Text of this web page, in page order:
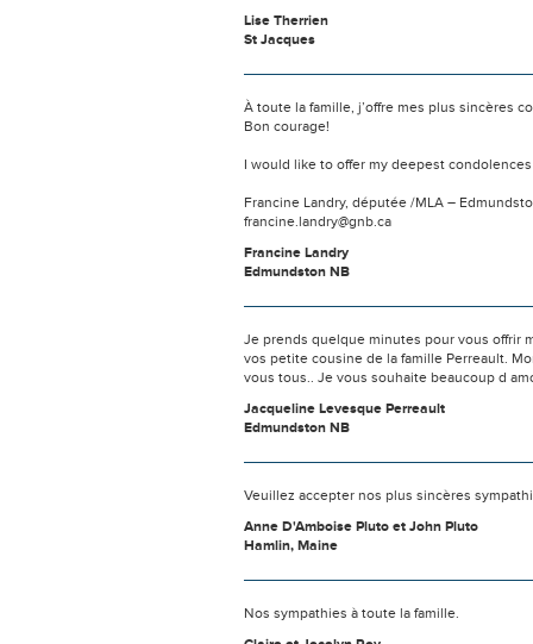
Lise Therrien
St Jacques
À toute la famille, j’offre mes plus sincères
Bon courage!
I would like to offer my deepest
Francine Landry, députée /MLA –
francine.landry@gnb.ca
Francine Landry
Edmundston NB
Je prends quelque minutes pour vous offrir
vos petite cousine de la famille Perreault.
vous tous.. Je vous souhaite beaucoup d
Jacqueline Levesque Perreault
Edmundston NB
Veuillez accepter nos plus sincères
Anne D'Amboise Pluto et John Pluto
Hamlin, Maine
Nos sympathies à toute la famille.